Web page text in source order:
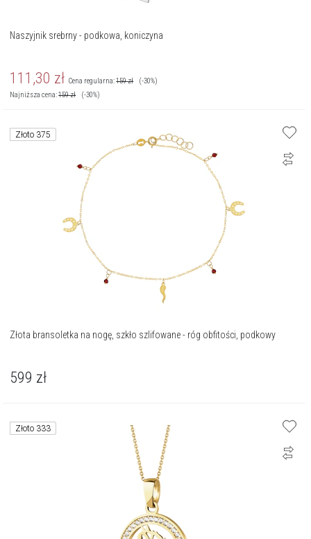
Naszyjnik srebrny - podkowa, koniczyna
111,30 zł Cena regularna:159zł
(-30%)
Najniższa cena:159zł (-30%)
Złoto 375
Złota bransoletka na nogę, szkło szlifowane - róg obfitości, podkowy
599 zł
Złoto 333